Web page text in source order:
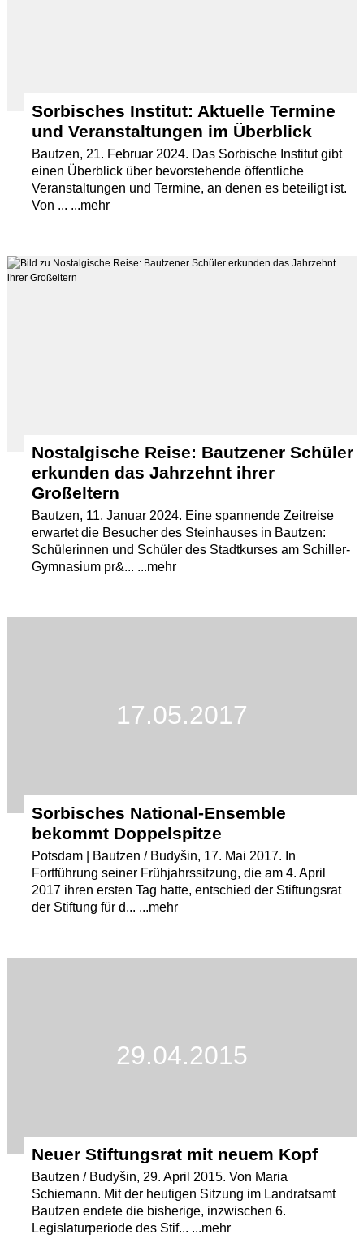
Sorbisches Institut: Aktuelle Termine
und Veranstaltungen im Überblick
Bautzen, 21. Februar 2024. Das Sorbische Institut gibt
einen Überblick über bevorstehende öffentliche
Veranstaltungen und Termine, an denen es beteiligt ist.
Von ... ...mehr
Nostalgische Reise: Bautzener Schüler
erkunden das Jahrzehnt ihrer
Großeltern
Bautzen, 11. Januar 2024. Eine spannende Zeitreise
erwartet die Besucher des Steinhauses in Bautzen:
Schülerinnen und Schüler des Stadtkurses am Schiller-
Gymnasium pr&... ...mehr
17.05.2017
Sorbisches National-Ensemble
bekommt Doppelspitze
Potsdam | Bautzen / Budyšin, 17. Mai 2017. In
Fortführung seiner Frühjahrssitzung, die am 4. April
2017 ihren ersten Tag hatte, entschied der Stiftungsrat
der Stiftung für d... ...mehr
29.04.2015
Neuer Stiftungsrat mit neuem Kopf
Bautzen / Budyšin, 29. April 2015. Von Maria
Schiemann. Mit der heutigen Sitzung im Landratsamt
Bautzen endete die bisherige, inzwischen 6.
Legislaturperiode des Stif... ...mehr